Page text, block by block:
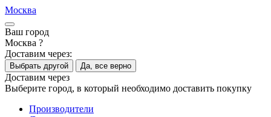
Москва
Ваш город
Москва ?
Доставим через:
Выбрать другой Да, все верно
Доставим через
Выберите город, в который необходимо доставить покупку
Производители